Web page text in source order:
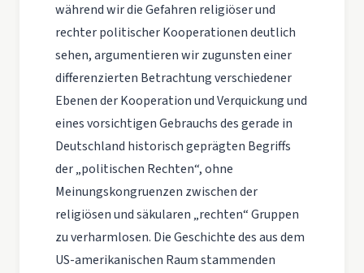
während wir die Gefahren religiöser und
rechter politischer Kooperationen deutlich
sehen, argumentieren wir zugunsten einer
differenzierten Betrachtung verschiedener
Ebenen der Kooperation und Verquickung und
eines vorsichtigen Gebrauchs des gerade in
Deutschland historisch geprägten Begriffs
der „politischen Rechten“, ohne
Meinungskongruenzen zwischen der
religiösen und säkularen „rechten“ Gruppen
zu verharmlosen. Die Geschichte des aus dem
US-amerikanischen Raum stammenden